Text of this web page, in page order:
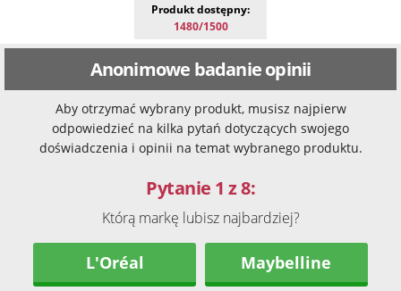
Produkt dostępny:
1480/1500
Anonimowe badanie opinii
Aby otrzymać wybrany produkt, musisz najpierw
odpowiedzieć na kilka pytań dotyczących swojego
doświadczenia i opinii na temat wybranego produktu.
Pytanie 1 z 8:
Którą markę lubisz najbardziej?
L'Oréal Maybelline